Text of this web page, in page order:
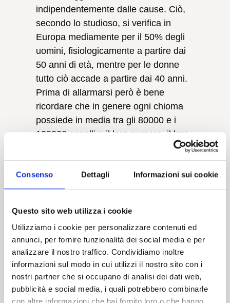
Consenso Dettagli Informazioni sui cookie
Questo sito web utilizza i cookie
Utilizziamo i cookie per personalizzare contenuti ed
annunci, per fornire funzionalità dei social media e per
analizzare il nostro traffico. Condividiamo inoltre
informazioni sul modo in cui utilizzi il nostro sito con i
nostri partner che si occupano di analisi dei dati web,
pubblicità e social media, i quali potrebbero combinarle
con altre informazioni che hai fornito loro o che hanno
indipendentemente dalle cause. Ciò,
secondo lo studioso, si verifica in
Europa mediamente per il 50% degli
uomini, fisiologicamente a partire dai
50 anni di età, mentre per le donne
tutto ciò accade a partire dai 40 anni.
Prima di allarmarsi però è bene
ricordare che in genere ogni chioma
possiede in media tra gli 80000 e i
120000 capelli e il loro numero, il loro
aumento o la loro perdita possono
variare a seconda di numerosi fattori;
non è detto quindi che la caduta dei
capelli sia riconducibile sempre a
presentidiverse soluzioniper
contrastare efficacemente il
problema.